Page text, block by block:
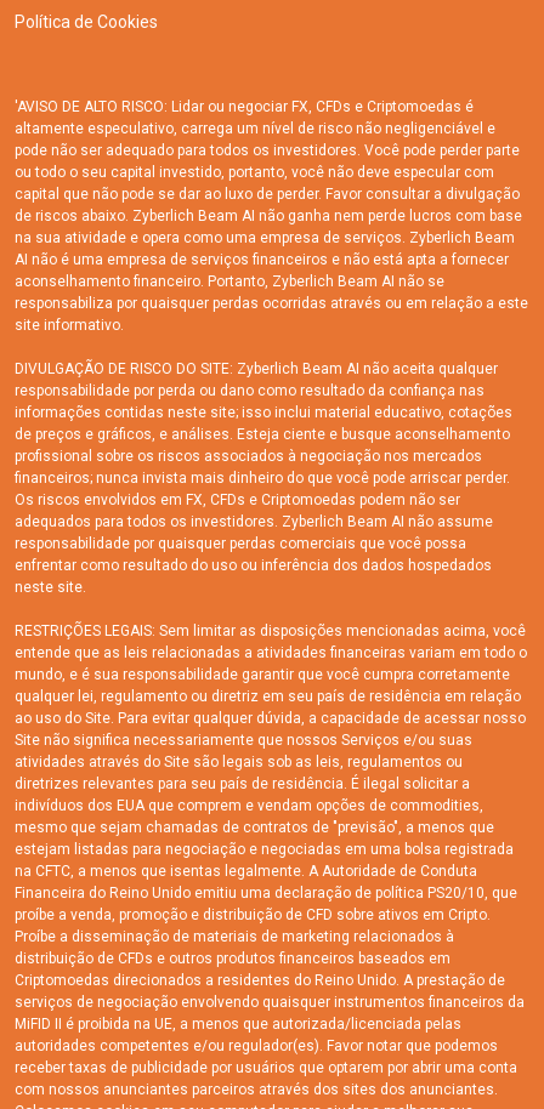
Política de Cookies
'AVISO DE ALTO RISCO: Lidar ou negociar FX, CFDs e Criptomoedas é
altamente especulativo, carrega um nível de risco não negligenciável e
pode não ser adequado para todos os investidores. Você pode perder parte
ou todo o seu capital investido, portanto, você não deve especular com
capital que não pode se dar ao luxo de perder. Favor consultar a divulgação
de riscos abaixo. Zyberlich Beam AI não ganha nem perde lucros com base
na sua atividade e opera como uma empresa de serviços. Zyberlich Beam
AI não é uma empresa de serviços financeiros e não está apta a fornecer
aconselhamento financeiro. Portanto, Zyberlich Beam AI não se
responsabiliza por quaisquer perdas ocorridas através ou em relação a este
site informativo.
DIVULGAÇÃO DE RISCO DO SITE: Zyberlich Beam AI não aceita qualquer
responsabilidade por perda ou dano como resultado da confiança nas
informações contidas neste site; isso inclui material educativo, cotações
de preços e gráficos, e análises. Esteja ciente e busque aconselhamento
profissional sobre os riscos associados à negociação nos mercados
financeiros; nunca invista mais dinheiro do que você pode arriscar perder.
Os riscos envolvidos em FX, CFDs e Criptomoedas podem não ser
adequados para todos os investidores. Zyberlich Beam AI não assume
responsabilidade por quaisquer perdas comerciais que você possa
enfrentar como resultado do uso ou inferência dos dados hospedados
neste site.
RESTRIÇÕES LEGAIS: Sem limitar as disposições mencionadas acima, você
entende que as leis relacionadas a atividades financeiras variam em todo o
mundo, e é sua responsabilidade garantir que você cumpra corretamente
qualquer lei, regulamento ou diretriz em seu país de residência em relação
ao uso do Site. Para evitar qualquer dúvida, a capacidade de acessar nosso
Site não significa necessariamente que nossos Serviços e/ou suas
atividades através do Site são legais sob as leis, regulamentos ou
diretrizes relevantes para seu país de residência. É ilegal solicitar a
indivíduos dos EUA que comprem e vendam opções de commodities,
mesmo que sejam chamadas de contratos de "previsão", a menos que
estejam listadas para negociação e negociadas em uma bolsa registrada
na CFTC, a menos que isentas legalmente. A Autoridade de Conduta
Financeira do Reino Unido emitiu uma declaração de política PS20/10, que
proíbe a venda, promoção e distribuição de CFD sobre ativos em Cripto.
Proíbe a disseminação de materiais de marketing relacionados à
distribuição de CFDs e outros produtos financeiros baseados em
Criptomoedas direcionados a residentes do Reino Unido. A prestação de
serviços de negociação envolvendo quaisquer instrumentos financeiros da
MiFID II é proibida na UE, a menos que autorizada/licenciada pelas
autoridades competentes e/ou regulador(es). Favor notar que podemos
receber taxas de publicidade por usuários que optarem por abrir uma conta
com nossos anunciantes parceiros através dos sites dos anunciantes.